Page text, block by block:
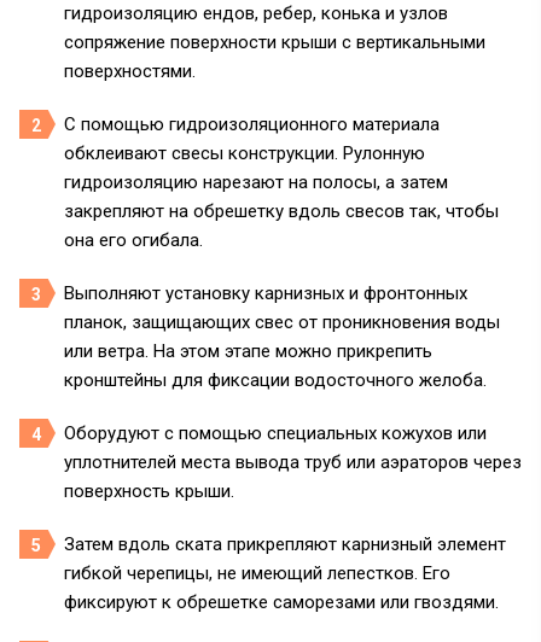
гидроизоляцию ендов, ребер, конька и узлов
сопряжение поверхности крыши с вертикальными
поверхностями.
С помощью гидроизоляционного материала
обклеивают свесы конструкции. Рулонную
гидроизоляцию нарезают на полосы, а затем
закрепляют на обрешетку вдоль свесов так, чтобы
она его огибала.
Выполняют установку карнизных и фронтонных
планок, защищающих свес от проникновения воды
или ветра. На этом этапе можно прикрепить
кронштейны для фиксации водосточного желоба.
Оборудуют с помощью специальных кожухов или
уплотнителей места вывода труб или аэраторов через
поверхность крыши.
Затем вдоль ската прикрепляют карнизный элемент
гибкой черепицы, не имеющий лепестков. Его
фиксируют к обрешетке саморезами или гвоздями.